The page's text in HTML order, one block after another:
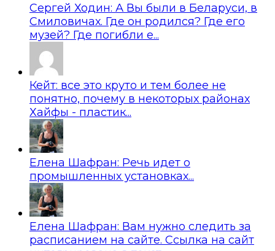
Сергей Ходин: А Вы были в Беларуси, в
Смиловичах. Где он родился? Где его
музей? Где погибли е...
Кейт: все это круто и тем более не
понятно, почему в некоторых районах
Хайфы - пластик...
Елена Шафран: Речь идет о
промышленных установках...
Елена Шафран: Вам нужно следить за
расписанием на сайте. Ссылка на сайт